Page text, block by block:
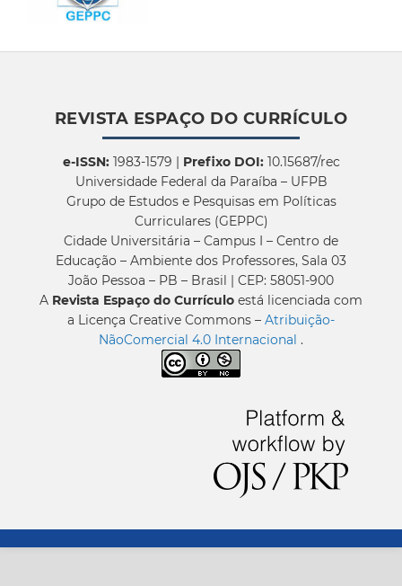
REVISTA ESPAÇO DO CURRÍCULO
e-ISSN:1983-1579 | Prefixo DOI:10.15687/rec
Universidade Federal da Paraíba – UFPB
Grupo de Estudos e Pesquisas em Políticas
Curriculares (GEPPC)
Cidade Universitária – Campus I – Centro de
Educação – Ambiente dos Professores, Sala 03
João Pessoa – PB – Brasil | CEP: 58051-900
A Revista Espaço do Currículo está licenciada com
a Licença Creative Commons – Atribuição-
NãoComercial 4.0 Internacional .